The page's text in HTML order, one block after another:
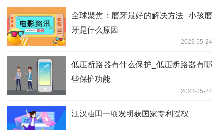
全球聚焦：磨牙最好的解决方法_小孩磨
牙是什么原因
2023-05-24
低压断路器有什么保护_低压断路器有哪
些保护功能
2023-05-24
江汉油田一项发明获国家专利授权